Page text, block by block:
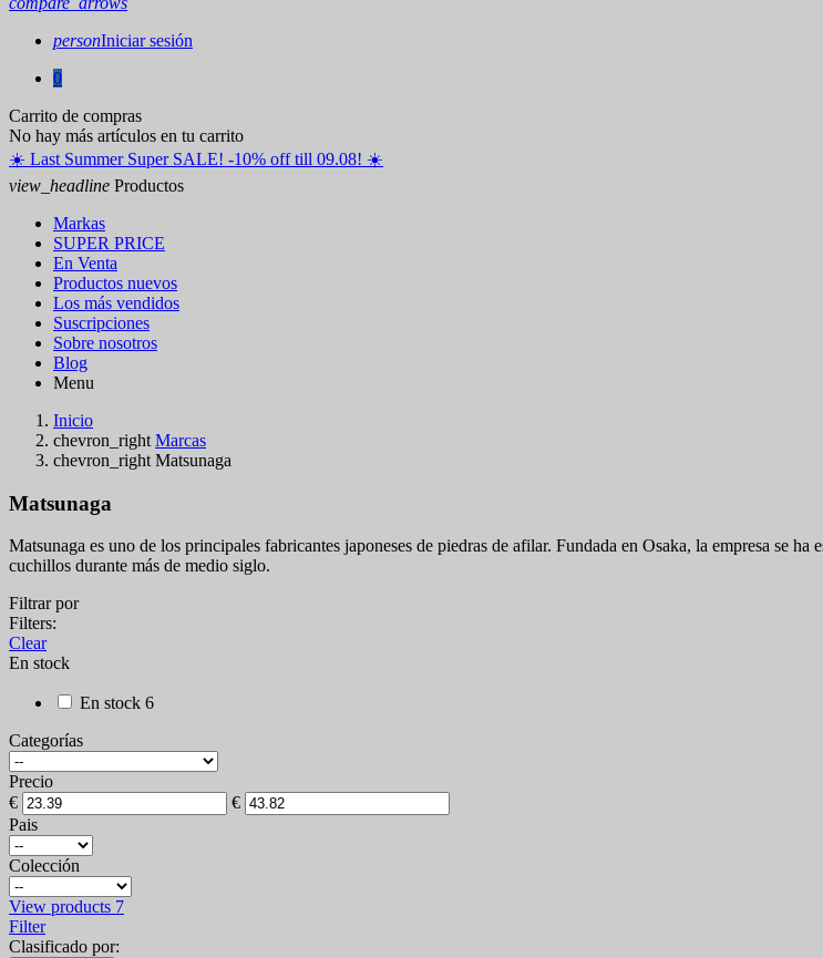
personIniciar sesión
0
Carrito de compras
No hay más artículos en tu carrito
☀️ ️Last Summer Super SALE! -10% off till 09.08! ☀️
view_headline Productos
Markas
SUPER PRICE
En Venta
Productos nuevos
Los más vendidos
Suscripciones
Sobre nosotros
Blog
Menu
Inicio
chevron_right Marcas
chevron_right Matsunaga
Matsunaga
Matsunaga es uno de los principales fabricantes japoneses de piedras de afilar. Fundada en Osaka, la empresa se
cuchillos durante más de medio siglo.
Filtrar por
Filters:
Clear
En stock
En stock 6
Categorías
Precio
€
€
Pais
Colección
View products 7
Filter
Clasificado por: